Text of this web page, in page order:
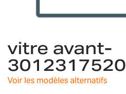
the
beginning
of
the
vitre avant-
3012317520
Voir les modèles alternatifs